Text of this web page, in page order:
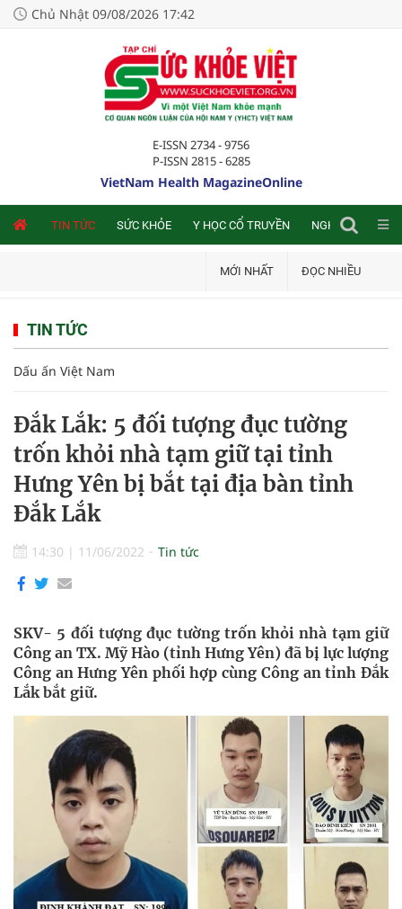
Chủ Nhật 09/08/2026 17:42
E-ISSN 2734 - 9756
P-ISSN 2815 - 6285
VietNam Health MagazineOnline
TIN TỨC SỨC KHỎE Y HỌC CỔ TRUYỀN NGHIÊN CỨU
MỚI NHẤT ĐỌC NHIỀU
TIN TỨC
Dấu ấn Việt Nam
Đắk Lắk: 5 đối tượng đục tường
trốn khỏi nhà tạm giữ tại tỉnh
Hưng Yên bị bắt tại địa bàn tỉnh
Đắk Lắk
14:30 | 11/06/2022 Tin tức
SKV- 5 đối tượng đục tường trốn khỏi nhà tạm giữ
Công an TX. Mỹ Hào (tỉnh Hưng Yên) đã bị lực lượng
Công an Hưng Yên phối hợp cùng Công an tỉnh Đắk
Lắk bắt giữ.